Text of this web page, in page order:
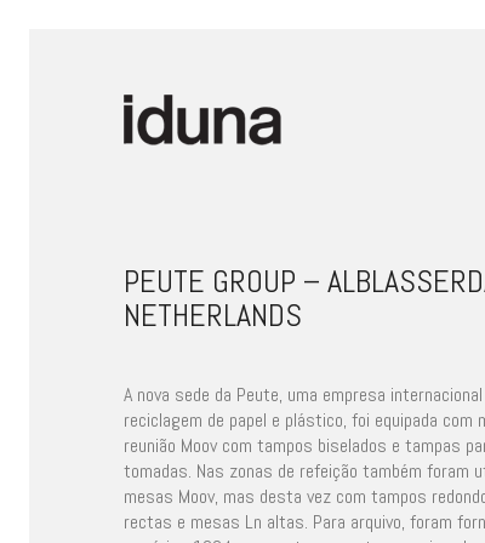
PEUTE GROUP –
NETHERLANDS
A nova sede da Peute, uma empresa
reciclagem de papel e plástico, foi equipada com
reunião Moov com tampos biselados e tampas
tomadas. Nas zonas de refeição também foram
mesas Moov, mas desta vez com tampos
rectas e mesas Ln altas. Para arquivo, foram